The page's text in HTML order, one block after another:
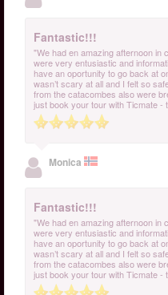
Fantastic!!!
"We had en amazing afternoon in
were very entusiastic and
have an oportunity to go back at
wasn’t scary at all and I felt so
from the catacombes also were
just book your tour with Ticmate -
Monica
Fantastic!!!
"We had en amazing afternoon in
were very entusiastic and
have an oportunity to go back at
wasn’t scary at all and I felt so
from the catacombes also were
just book your tour with Ticmate -